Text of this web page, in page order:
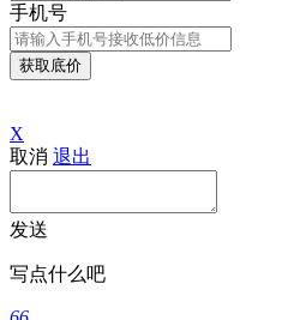
手机号
获取底价
X
取消 退出
发送
写点什么吧